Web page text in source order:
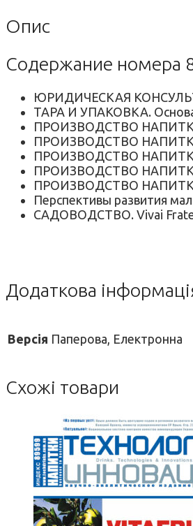
Опис
Содержание номера
ЮРИДИЧЕСКАЯ
ТАРА И УПАКОВКА. Основа
ПРОИЗВОДСТВО
ПРОИЗВОДСТВО
ПРОИЗВОДСТВО
ПРОИЗВОДСТВО
ПРОИЗВОДСТВО
Перспективы развития
САДОВОДСТВО. Vivai
Додаткова
Версія Паперова, Електронна
Схожі товари